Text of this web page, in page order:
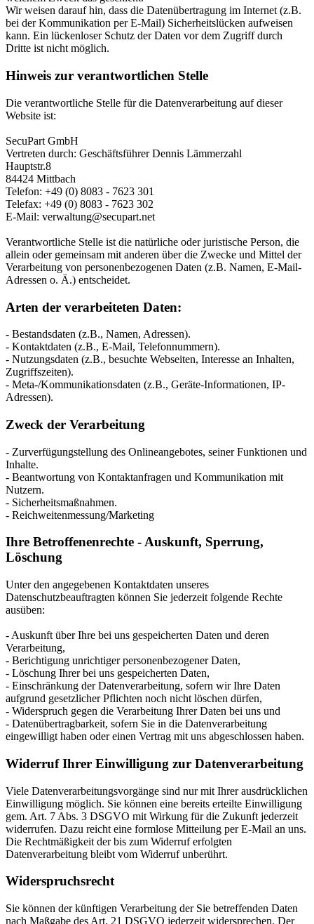
Wir weisen darauf hin, dass die Datenübertragung im Internet (z.B.
bei der Kommunikation per E-Mail) Sicherheitslücken aufweisen
kann. Ein lückenloser Schutz der Daten vor dem Zugriff durch
Dritte ist nicht möglich.
Hinweis zur verantwortlichen Stelle
Die verantwortliche Stelle für die Datenverarbeitung auf dieser
Website ist:
SecuPart GmbH
Vertreten durch: Geschäftsführer Dennis Lämmerzahl
Hauptstr.8
84424 Mittbach
Telefon: +49 (0) 8083 - 7623 301
Telefax: +49 (0) 8083 - 7623 302
E-Mail: verwaltung@secupart.net
Verantwortliche Stelle ist die natürliche oder juristische Person, die
allein oder gemeinsam mit anderen über die Zwecke und Mittel der
Verarbeitung von personenbezogenen Daten (z.B. Namen, E-Mail-
Adressen o. Ä.) entscheidet.
Arten der verarbeiteten Daten:
- Bestandsdaten (z.B., Namen, Adressen).
- Kontaktdaten (z.B., E-Mail, Telefonnummern).
- Nutzungsdaten (z.B., besuchte Webseiten, Interesse an Inhalten,
Zugriffszeiten).
- Meta-/Kommunikationsdaten (z.B., Geräte-Informationen, IP-
Adressen).
Zweck der Verarbeitung
- Zurverfügungstellung des Onlineangebotes, seiner Funktionen und
Inhalte.
- Beantwortung von Kontaktanfragen und Kommunikation mit
Nutzern.
- Sicherheitsmaßnahmen.
- Reichweitenmessung/Marketing
Ihre Betroffenenrechte - Auskunft, Sperrung,
Löschung
Unter den angegebenen Kontaktdaten unseres
Datenschutzbeauftragten können Sie jederzeit folgende Rechte
ausüben:
- Auskunft über Ihre bei uns gespeicherten Daten und deren
Verarbeitung,
- Berichtigung unrichtiger personenbezogener Daten,
- Löschung Ihrer bei uns gespeicherten Daten,
- Einschränkung der Datenverarbeitung, sofern wir Ihre Daten
aufgrund gesetzlicher Pflichten noch nicht löschen dürfen,
- Widerspruch gegen die Verarbeitung Ihrer Daten bei uns und
- Datenübertragbarkeit, sofern Sie in die Datenverarbeitung
eingewilligt haben oder einen Vertrag mit uns abgeschlossen haben.
Widerruf Ihrer Einwilligung zur Datenverarbeitung
Viele Datenverarbeitungsvorgänge sind nur mit Ihrer ausdrücklichen
Einwilligung möglich. Sie können eine bereits erteilte Einwilligung
gem. Art. 7 Abs. 3 DSGVO mit Wirkung für die Zukunft jederzeit
widerrufen. Dazu reicht eine formlose Mitteilung per E-Mail an uns.
Die Rechtmäßigkeit der bis zum Widerruf erfolgten
Datenverarbeitung bleibt vom Widerruf unberührt.
Widerspruchsrecht
Sie können der künftigen Verarbeitung der Sie betreffenden Daten
nach Maßgabe des Art. 21 DSGVO jederzeit widersprechen. Der